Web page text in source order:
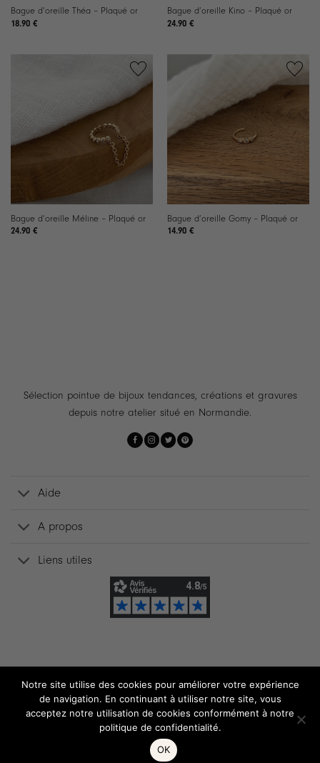
Bague d’oreille Théa – Plaqué or
18.90 €
Bague d’oreille Kino – Plaqué or
24.90 €
Bague d’oreille Méline – Plaqué or
24.90 €
Bague d’oreille Gomy – Plaqué or
14.90 €
Sélection pointue de bijoux tendances, créations et gravures
depuis notre atelier situé en Normandie.
Aide
A propos
Liens utiles
Notre site utilise des cookies pour améliorer votre expérience
de navigation. En continuant à utiliser notre site, vous
acceptez notre utilisation de cookies conformément à notre
politique de confidentialité.
OK